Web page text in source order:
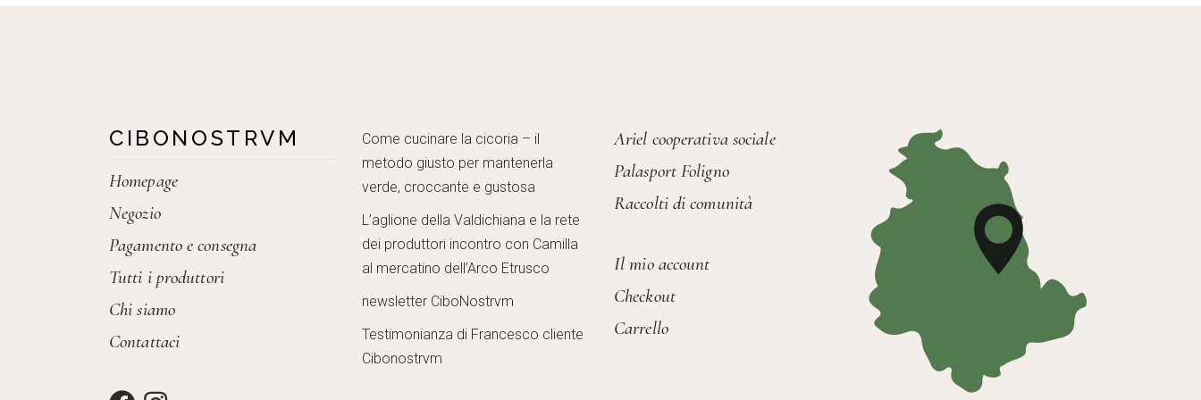
CIBONOSTRVM
Homepage
Negozio
Pagamento e consegna
Tutti i produttori
Chi siamo
Contattaci
Come cucinare la cicoria – il
metodo giusto per mantenerla
verde, croccante e gustosa
L’aglione della Valdichiana e la rete
dei produttori incontro con Camilla
al mercatino dell’Arco Etrusco
newsletter CiboNostrvm
Testimonianza di Francesco cliente
Cibonostrvm
Ariel cooperativa sociale
Palasport Foligno
Raccolti di comunità
Il mio account
Checkout
Carrello